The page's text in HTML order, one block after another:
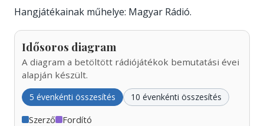
Hangjátékainak műhelye: Magyar Rádió.
Idősoros diagram
A diagram a betöltött rádiójátékok bemutatási évei
alapján készült.
5 évenkénti összesítés 10 évenkénti összesítés
Szerző Fordító